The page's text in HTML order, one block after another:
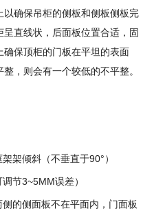
确保吊柜的侧板和侧板侧板完
直线状，后面板位置合适，固
保顶柜的门板在平坦的表面
，则会有一个较低的不平整。
架倾斜（不垂直于90°）
节3~5MM误差）
的侧面板不在平面内，门面板